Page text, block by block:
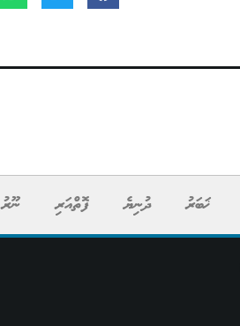
ޚަބަރު ދުނިޔެ ފޮތްއަރި ނޫރު